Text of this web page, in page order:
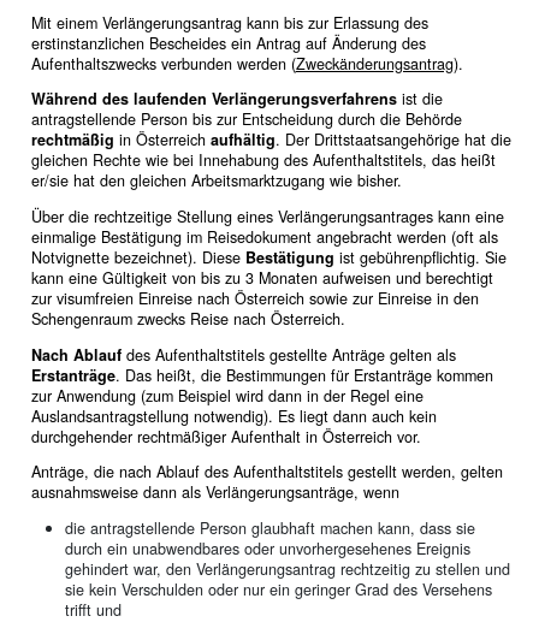
Mit einem Verlängerungsantrag kann bis zur Erlassung des
erstinstanzlichen Bescheides ein Antrag auf Änderung des
Aufenthaltszwecks verbunden werden (Zweckänderungsantrag).
Während des laufenden Verlängerungsverfahrensist die
antragstellende Person bis zur Entscheidung durch die Behörde
rechtmäßig in Österreich aufhältig. Der Drittstaatsangehörige hat die
gleichen Rechte wie bei Innehabung des Aufenthaltstitels, das heißt
er/sie hat den gleichen Arbeitsmarktzugang wie bisher.
Über die rechtzeitige Stellung eines Verlängerungsantrages kann eine
einmalige Bestätigung im Reisedokument angebracht werden (oft als
Notvignette bezeichnet). Diese Bestätigung ist gebührenpflichtig. Sie
kann eine Gültigkeit von bis zu 3 Monaten aufweisen und berechtigt
zur visumfreien Einreise nach Österreich sowie zur Einreise in den
Schengenraum zwecks Reise nach Österreich.
Nach Ablaufdes Aufenthaltstitels gestellte Anträge gelten als
Erstanträge. Das heißt, die Bestimmungen für Erstanträge kommen
zur Anwendung (zum Beispiel wird dann in der Regel eine
Auslandsantragstellung notwendig). Es liegt dann auch kein
durchgehender rechtmäßiger Aufenthalt in Österreich vor.
Anträge, die nach Ablauf des Aufenthaltstitels gestellt werden, gelten
ausnahmsweise dann als Verlängerungsanträge, wenn
die antragstellende Person glaubhaft machen kann, dass sie
durch ein unabwendbares oder unvorhergesehenes Ereignis
gehindert war, den Verlängerungsantrag rechtzeitig zu stellen und
sie kein Verschulden oder nur ein geringer Grad des Versehens
trifft und